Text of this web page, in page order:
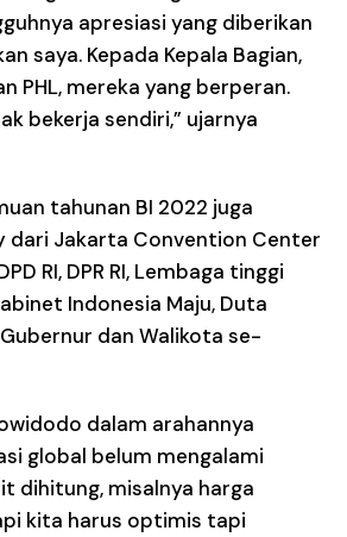
apresiasi yang diberikan
saya. Kepada Kepala Bagian,
PHL, mereka yang berperan.
bekerja sendiri,” ujarnya
tahunan BI 2022 juga
dari Jakarta Convention Center
RI, DPR RI, Lembaga tinggi
Indonesia Maju, Duta
dan Walikota se-
dalam arahannya
global belum mengalami
dihitung, misalnya harga
kita harus optimis tapi